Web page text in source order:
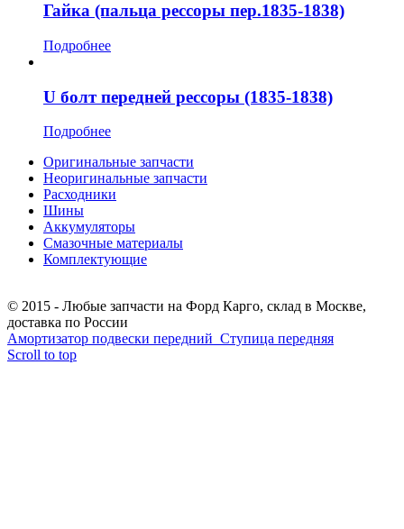
Гайка (пальца рессоры пер.1835-1838)
Подробнее
U болт передней рессоры (1835-1838)
Подробнее
Оригинальные запчасти
Неоригинальные запчасти
Расходники
Шины
Аккумуляторы
Смазочные материалы
Комплектующие
© 2015 - Любые запчасти на Форд Карго, склад в Москве,
доставка по России
Амортизатор подвески передний Ступица передняя
Scroll to top